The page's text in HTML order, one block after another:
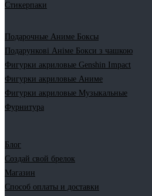
Стикерпаки
Подарочные Аниме Боксы
Подарункові Аніме Бокси з чашкою
Фигурки акриловые Genshin Impact
Фигурки акриловые Аниме
Фигурки акриловые Музыкальные
Фурнитура
Блог
Создай свой брелок
Магазин
Способ оплаты и доставки